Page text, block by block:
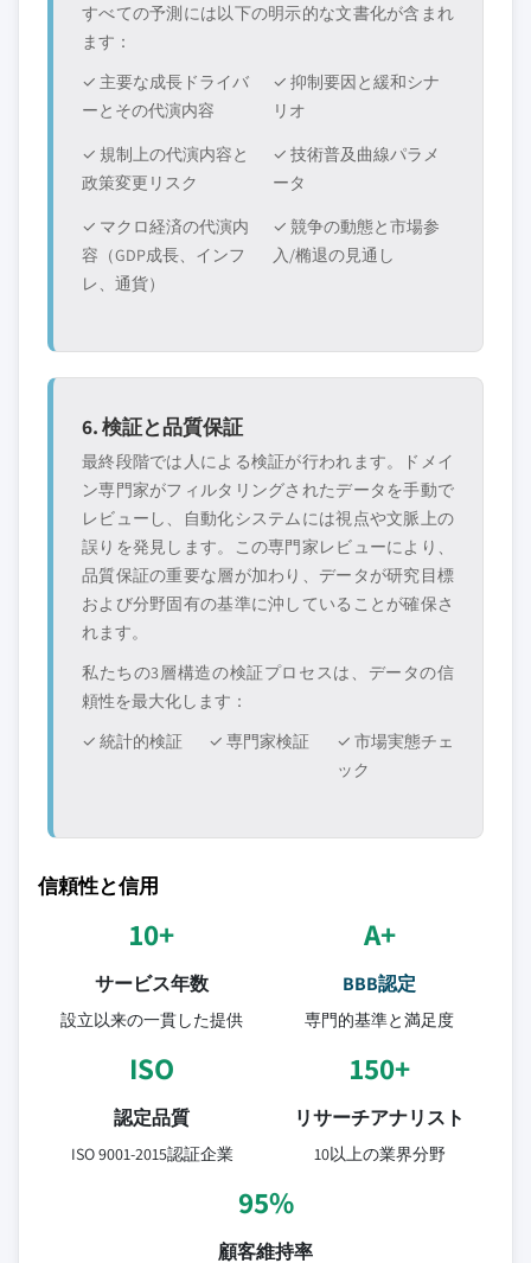
すべての予測には以下の明示的な文書化が含まれ
ます：
✓ 主要な成長ドライバ
ーとその代演内容
✓ 抑制要因と緩和シナ
リオ
✓ 規制上の代演内容と
政策変更リスク
✓ 技術普及曲線パラメ
ータ
✓ マクロ経済の代演内
容（GDP成長、インフ
レ、通貨）
✓ 競争の動態と市場参
入/椭退の見通し
6. 検証と品質保証
最終段階では人による検証が行われます。ドメイ
ン専門家がフィルタリングされたデータを手動で
レビューし、自動化システムには視点や文脈上の
誤りを発見します。この専門家レビューにより、
品質保証の重要な層が加わり、データが研究目標
および分野固有の基準に沖していることが確保さ
れます。
私たちの3層構造の検証プロセスは、データの信
頼性を最大化します：
✓ 統計的検証
✓ 専門家検証
✓ 市場実態チェ
ック
信頼性と信用
10+
サービス年数
設立以来の一貫した提供
A+
BBB認定
専門的基準と満足度
ISO
認定品質
ISO 9001-2015認証企業
150+
リサーチアナリスト
10以上の業界分野
95%
顧客維持率